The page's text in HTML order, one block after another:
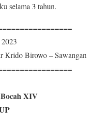
selama 3 tahun.
Krido Birowo – Sawangan
XIV